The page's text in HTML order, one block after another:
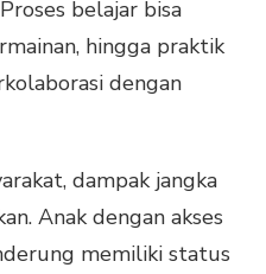
belajar bisa
hingga praktik
dengan
dampak jangka
Anak dengan akses
memiliki status